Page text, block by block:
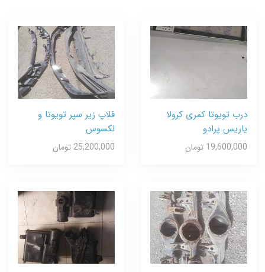
درب تویوتا کمری کرولا
یاریس پرادو
19,600,000 تومان
فلاپ زیر سپر تویوتا و
لکسوس
25,200,000 تومان